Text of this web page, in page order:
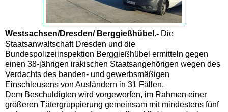
Westsachsen/Dresden/ Berggießhübel.- Die
Staatsanwaltschaft Dresden und die
Bundespolizeiinspektion Berggießhübel ermitteln gegen
einen 38-jährigen irakischen Staatsangehörigen wegen des
Verdachts des banden- und gewerbsmäßigen
Einschleusens von Ausländern in 31 Fällen.
Dem Beschuldigten wird vorgeworfen, im Rahmen einer
größeren Tätergruppierung gemeinsam mit mindestens fünf